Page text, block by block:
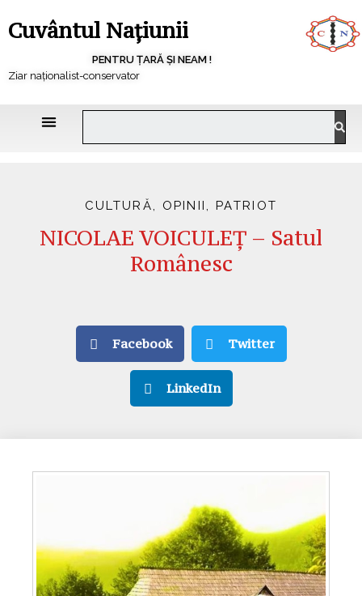
Cuvântul Națiunii
PENTRU ȚARĂ ȘI NEAM !
Ziar naționalist-conservator
CULTURĂ, OPINII,PATRIOT
NICOLAE VOICULEȚ – Satul
Românesc
Facebook Twitter
LinkedIn